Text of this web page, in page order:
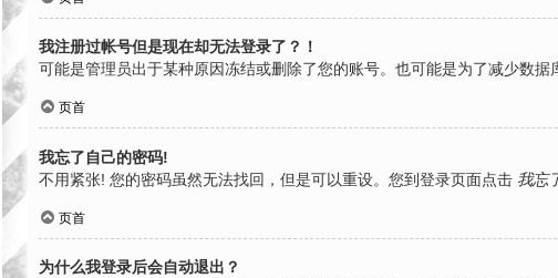
我注册过帐号但是现在却无法登录了？！
可能是管理员出于某种原因冻结或删除了您的账号。也可能是为了减少数
页首
我忘了自己的密码!
不用紧张! 您的密码虽然无法找回，但是可以重设。您到登录页面点击 我忘
页首
为什么我登录后会自动退出？